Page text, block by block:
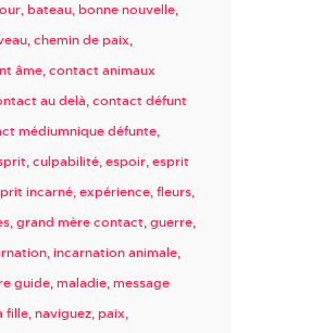
bateau bonne nouvelle
chemin de paix
âme contact animaux
au delà contact défunt
médiumnique défunte
culpabilité espoir esprit
incarné expérience fleurs
grand mère contact guerre
incarnation animale
guide maladie message
fille naviguez paix